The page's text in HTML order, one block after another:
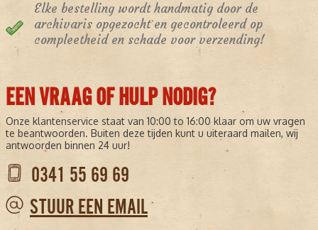
Elke bestelling wordt handmatig door de
archivaris opgezocht en gecontroleerd op
compleetheid en schade voor verzending!
EEN VRAAG OF HULP NODIG?
Onze klantenservice staat van 10:00 to 16:00 klaar om uw vragen
te beantwoorden. Buiten deze tijden kunt u uiteraard mailen, wij
antwoorden binnen 24 uur!
0341 55 69 69
STUUR EEN EMAIL